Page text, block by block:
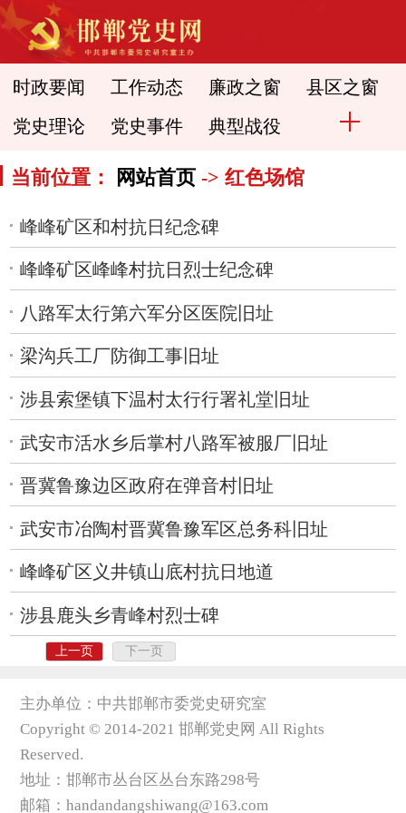
时政要闻 工作动态 廉政之窗 县区之窗
党史理论 党史事件 典型战役
当前位置： 网站首页 -> 红色场馆
峰峰矿区和村抗日纪念碑
峰峰矿区峰峰村抗日烈士纪念碑
八路军太行第六军分区医院旧址
梁沟兵工厂防御工事旧址
涉县索堡镇下温村太行行署礼堂旧址
武安市活水乡后掌村八路军被服厂旧址
晋冀鲁豫边区政府在弹音村旧址
武安市冶陶村晋冀鲁豫军区总务科旧址
峰峰矿区义井镇山底村抗日地道
涉县鹿头乡青峰村烈士碑
上一页 下一页
主办单位：中共邯郸市委党史研究室
Copyright © 2014-2021 邯郸党史网 All Rights
Reserved.
地址：邯郸市丛台区丛台东路298号
邮箱：handandangshiwang@163.com